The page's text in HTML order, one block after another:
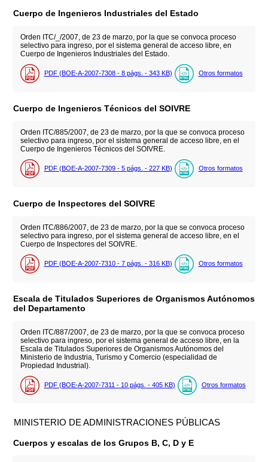
Cuerpo de Ingenieros Industriales del Estado
Orden ITC/_/2007, de 23 de marzo, por la que se convoca proceso
selectivo para ingreso, por el sistema general de acceso libre, en
Cuerpo de Ingenieros Industriales del Estado.
PDF (BOE-A-2007-7308 - 8 págs. - 343 KB) Otros formatos
Cuerpo de Ingenieros Técnicos del SOIVRE
Orden ITC/885/2007, de 23 de marzo, por la que se convoca proceso
selectivo para ingreso, por el sistema general de acceso libre, en el
Cuerpo de Ingenieros Técnicos del SOIVRE.
PDF (BOE-A-2007-7309 - 5 págs. - 227 KB) Otros formatos
Cuerpo de Inspectores del SOIVRE
Orden ITC/886/2007, de 23 de marzo, por la que se convoca proceso
selectivo para ingreso, por el sistema general de acceso libre, en el
Cuerpo de Inspectores del SOIVRE.
PDF (BOE-A-2007-7310 - 7 págs. - 316 KB) Otros formatos
Escala de Titulados Superiores de Organismos Autónomos
del Departamento
Orden ITC/887/2007, de 23 de marzo, por la que se convoca proceso
selectivo para ingreso, por el sistema general de acceso libre, en la
Escala de Titulados Superiores de Organismos Autónomos del
Ministerio de Industria, Turismo y Comercio (especialidad de
Propiedad Industrial).
PDF (BOE-A-2007-7311 - 10 págs. - 405 KB) Otros formatos
MINISTERIO DE ADMINISTRACIONES PÚBLICAS
Cuerpos y escalas de los Grupos B, C, D y E